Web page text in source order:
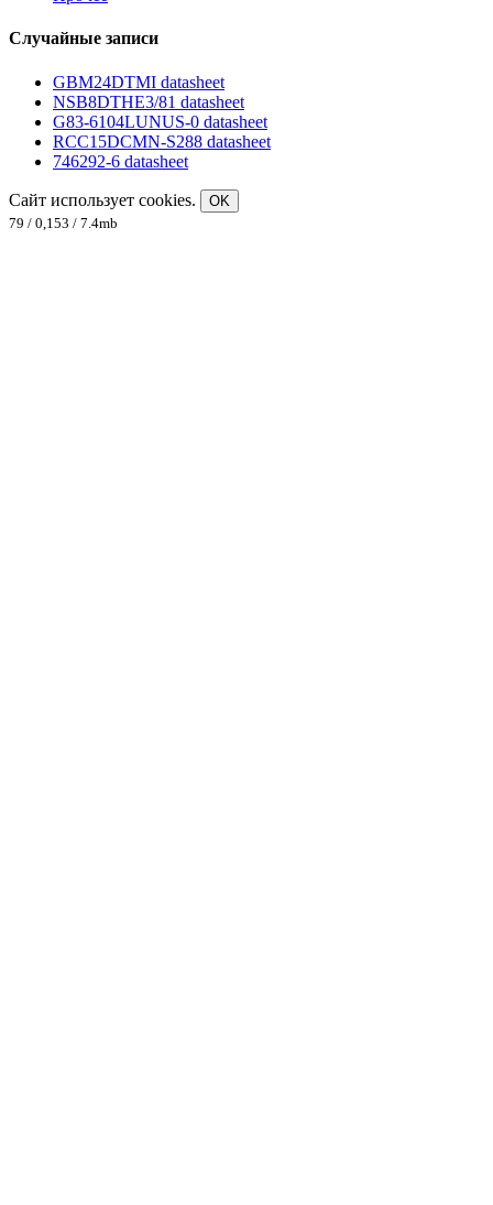
Случайные записи
GBM24DTMI datasheet
NSB8DTHE3/81 datasheet
G83-6104LUNUS-0 datasheet
RCC15DCMN-S288 datasheet
746292-6 datasheet
Сайт использует cookies.
OK
79 / 0,153 / 7.4mb